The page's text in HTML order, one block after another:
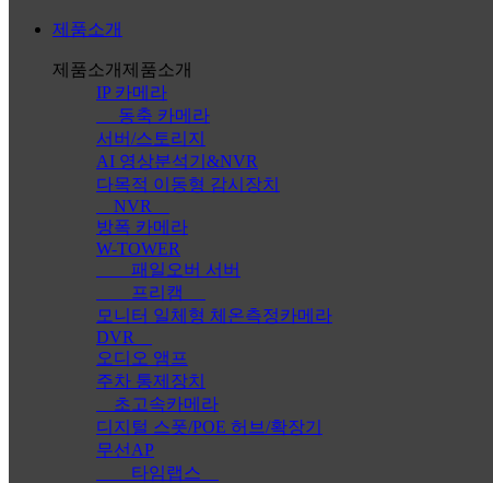
제품소개
제품소개제품소개
IP 카메라
동축 카메라
서버/스토리지
AI 영상분석기&NVR
다목적 이동형 감시장치
NVR
방폭 카메라
W-TOWER
패일오버 서버
프리캠
모니터 일체형 체온측정카메라
DVR
오디오 앰프
주차 통제장치
초고속카메라
디지털 스폿/POE 허브/확장기
무선AP
타임랩스